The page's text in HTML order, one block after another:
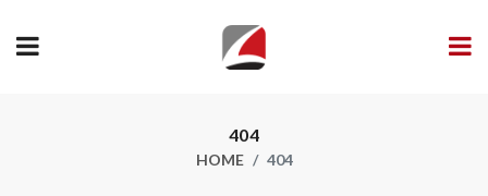
404
HOME 404